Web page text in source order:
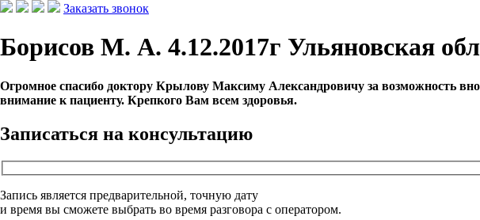
Заказать звонок
Борисов М. А. 4.12.2017г Ульяновская
Огромное спасибо доктору Крылову Максиму Александровичу за возможность
внимание к пациенту. Крепкого Вам всем здоровья.
Записаться на консультацию
Запись является предварительной, точную дату
и время вы сможете выбрать во время разговора с оператором.